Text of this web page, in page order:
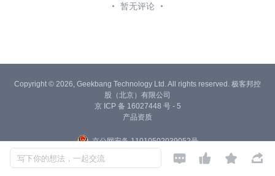
暂无评论
写下你的想法，一起交流    
Copyright © 2026, Geekbang Technology Ltd. All rights reserved. 极客邦控
股（北京）有限公司
京 ICP 备 16027448 号 - 5
产品资质
京公网安备 11010502039052号